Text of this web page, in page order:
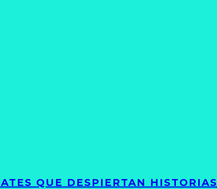
QUE DESPIERTAN HISTORIAS